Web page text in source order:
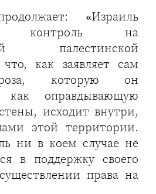
«Израиль
контроль на
палестинской
как заявляет сам
которую он
как оправдывающую
исходит внутри,
этой территории.
ни в коем случае не
в поддержку своего
права на